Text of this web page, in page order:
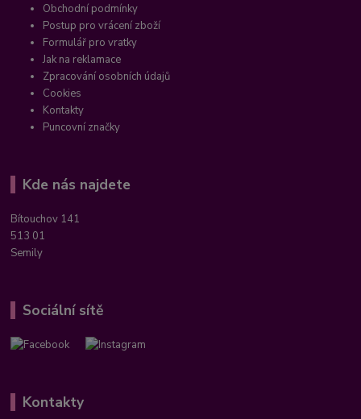
Obchodní podmínky
Postup pro vrácení zboží
Formulář pro vratky
Jak na reklamace
Zpracování osobních údajů
Cookies
Kontakty
Puncovní značky
Kde nás najdete
Bítouchov 141
513 01
Semily
Sociální sítě
Kontakty